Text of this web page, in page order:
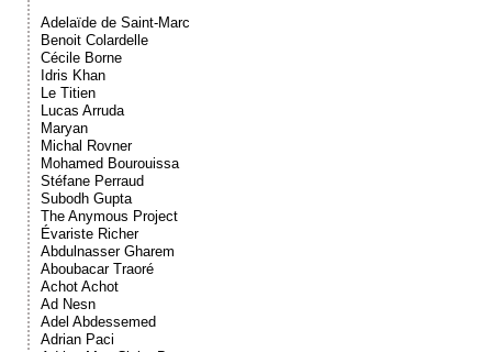
Adelaïde de Saint-Marc
Benoit Colardelle
Cécile Borne
Idris Khan
Le Titien
Lucas Arruda
Maryan
Michal Rovner
Mohamed Bourouissa
Stéfane Perraud
Subodh Gupta
The Anymous Project
Évariste Richer
Abdulnasser Gharem
Aboubacar Traoré
Achot Achot
Ad Nesn
Adel Abdessemed
Adrian Paci